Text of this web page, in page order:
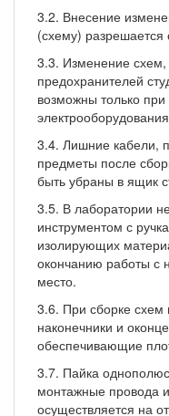
3.2. Внесение
(схему)
3.3. Изменение схем,
предохранителей
возможны только
3.4. Лишние кабели,
предметы после
быть убраны в ящик
3.5. В лаборатории
инструментом с
изолирующих
окончанию работы с
место.
3.6. При сборке схем
наконечники и
обеспечивающие
3.7. Пайка
монтажные провода
осуществляется на